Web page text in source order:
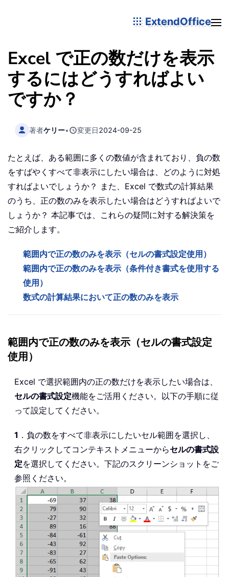
ExtendOffice
Excel で正の数だけを表示
するにはどうすればよい
ですか？
著者ケリー• 変更日2024-09-25
たとえば、ある範囲に多くの数値が含まれており、負の数
をすばやくすべて非表示にしたい場合は、どのように対処
すればよいでしょうか？ また、Excel で数式の計算結果
のうち、正の数のみを表示したい場合はどうすればよいで
しょうか？ 本記事では、これらの疑問に対する解決策を
ご紹介します。
範囲内で正の数のみを表示（セルの書式設定使用）
範囲内で正の数のみを表示（条件付き書式を使用する
使用）
数式の計算結果において正の数のみを表示
範囲内で正の数のみを表示（セルの書式設定
使用）
Excel で選択範囲内の正の数だけを表示したい場合は、
セルの書式設定機能をご活用ください。以下の手順に従
って設定してください。
1 ．負の数をすべて非表示にしたいセル範囲を選択し、
右クリックしてコンテキストメニューからセルの書式設
定を選択してください。下記のスクリーンショットをご
参照ください。